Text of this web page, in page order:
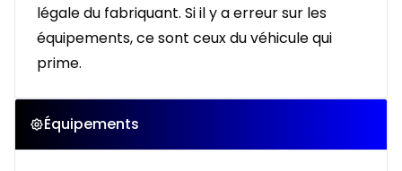
légale du fabriquant. Si il y a erreur sur les
équipements, ce sont ceux du véhicule qui
prime.
Équipements